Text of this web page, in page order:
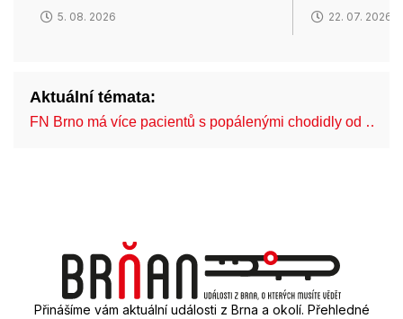
5. 08. 2026 22. 07. 2026
Aktuální témata:
FN Brno má více pacientů s popálenými chodidly od …
Přinášíme vám aktuální události z Brna a okolí. Přehledné